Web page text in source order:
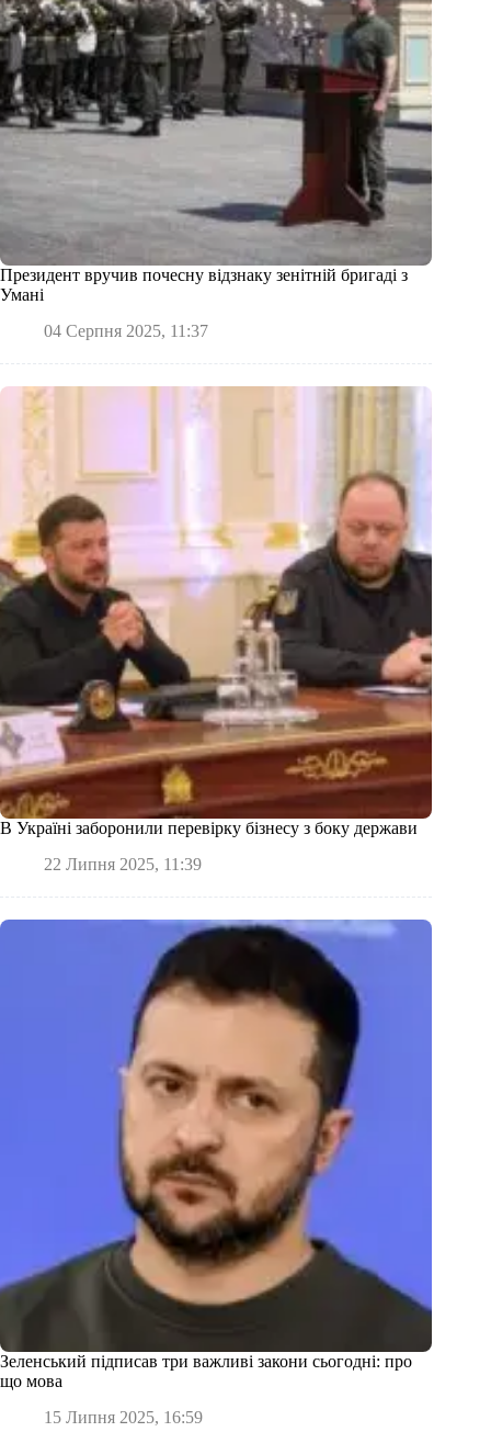
Президент вручив почесну відзнаку зенітній бригаді з
Умані
04 Серпня 2025, 11:37
В Україні заборонили перевірку бізнесу з боку держави
22 Липня 2025, 11:39
Зеленський підписав три важливі закони сьогодні: про
що мова
15 Липня 2025, 16:59